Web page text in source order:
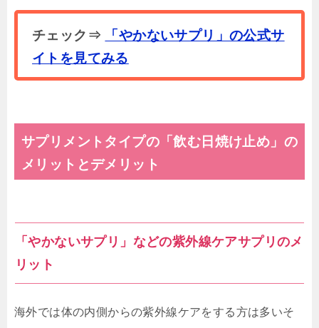
チェック⇒
「やかないサプリ」の公式サ
イトを見てみる
サプリメントタイプの「飲む日焼け止め」の
メリットとデメリット
「やかないサプリ」などの紫外線ケアサプリのメ
リット
海外では体の内側からの紫外線ケアをする方は多いそ